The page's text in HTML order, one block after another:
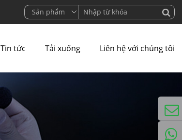
Tin tức Tải xuống Liên hệ với chúng tôi